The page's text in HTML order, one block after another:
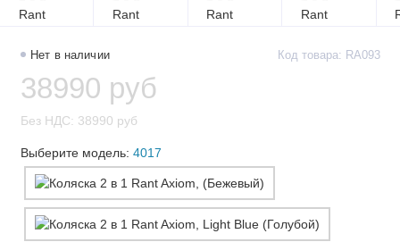
Нет в наличии Код товара: RA093
38990 руб
Без НДС: 38990 руб
Выберите модель: 4017